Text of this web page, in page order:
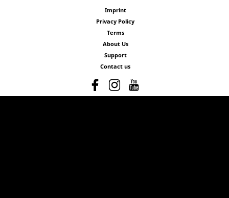
Imprint
Privacy Policy
Terms
About Us
Support
Contact us